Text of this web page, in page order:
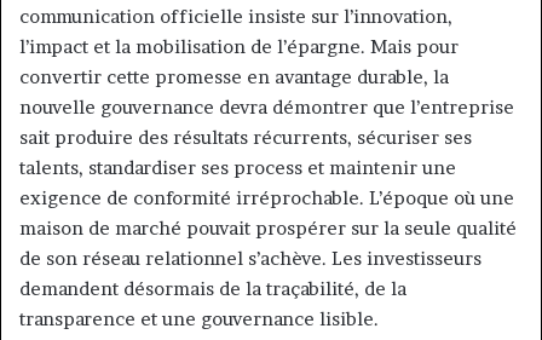
communication officielle insiste sur l’innovation,
l’impact et la mobilisation de l’épargne. Mais pour
convertir cette promesse en avantage durable, la
nouvelle gouvernance devra démontrer que l’entreprise
sait produire des résultats récurrents, sécuriser ses
talents, standardiser ses process et maintenir une
exigence de conformité irréprochable. L’époque où une
maison de marché pouvait prospérer sur la seule qualité
de son réseau relationnel s’achève. Les investisseurs
demandent désormais de la traçabilité, de la
transparence et une gouvernance lisible.